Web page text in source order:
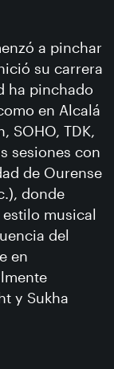
a pinchar
su carrera
ha pinchado
en Alcalá
SOHO, TDK,
sesiones con
de Ourense
donde
musical
del
en
y Sukha